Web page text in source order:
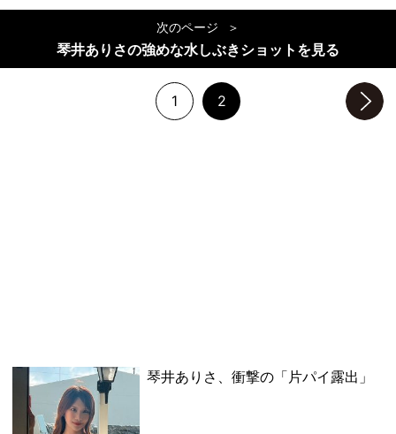
次のページ
琴井ありさの強めな水しぶきショットを見る
1 2
琴井ありさ、衝撃の「片パイ露出」